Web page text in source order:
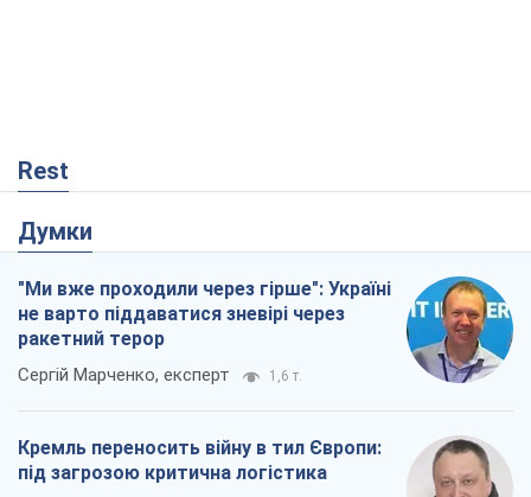
Rest
Думки
"Ми вже проходили через гірше": Україні
не варто піддаватися зневірі через
ракетний терор
Сергій Марченко, експерт 1,6 т.
Кремль переносить війну в тил Європи:
під загрозою критична логістика